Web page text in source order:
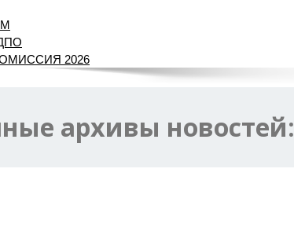
2026
архивы новостей: